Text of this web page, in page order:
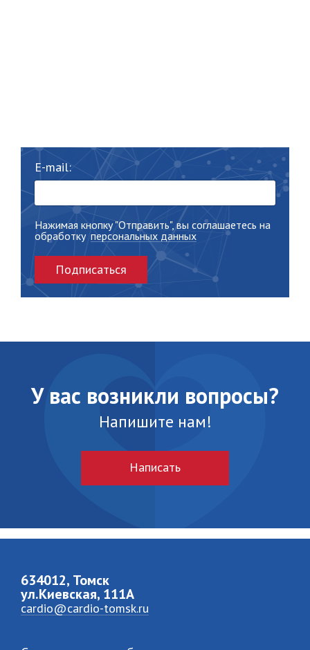
E-mail:
Нажимая кнопку "Отправить", вы соглашаетесь на
обработку персональных данных
Подписаться
У вас возникли вопросы?
Напишите нам!
Написать
634012, Томск
ул.Киевская, 111A
cardio@cardio-tomsk.ru